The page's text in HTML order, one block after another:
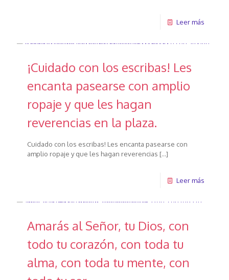
Leer más
¡Cuidado con los escribas! Les
encanta pasearse con amplio
ropaje y que les hagan
reverencias en la plaza.
Cuidado con los escribas! Les encanta pasearse con
amplio ropaje y que les hagan reverencias […]
Leer más
Amarás al Señor, tu Dios, con
todo tu corazón, con toda tu
alma, con toda tu mente, con